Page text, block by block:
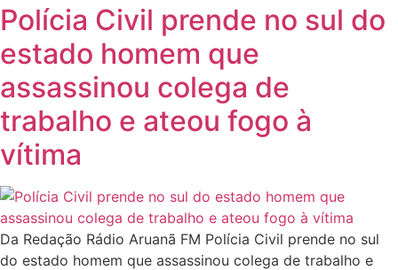
Polícia Civil prende no sul do
estado homem que
assassinou colega de
trabalho e ateou fogo à
vítima
Da Redação Rádio Aruanã FM Polícia Civil prende no sul
do estado homem que assassinou colega de trabalho e